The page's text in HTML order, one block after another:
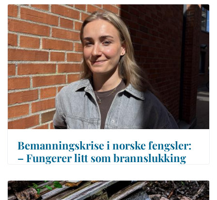
Bemanningskrise i norske fengsler:
– Fungerer litt som brannslukking